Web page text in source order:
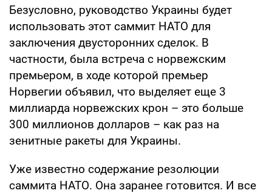
Безусловно, руководство Украины будет
использовать этот саммит НАТО для
заключения двусторонних сделок. В
частности, была встреча с норвежским
премьером, в ходе которой премьер
Норвегии объявил, что выделяет еще 3
миллиарда норвежских крон – это больше
300 миллионов долларов – как раз на
зенитные ракеты для Украины.
Уже известно содержание резолюции
саммита НАТО. Она заранее готовится. И все